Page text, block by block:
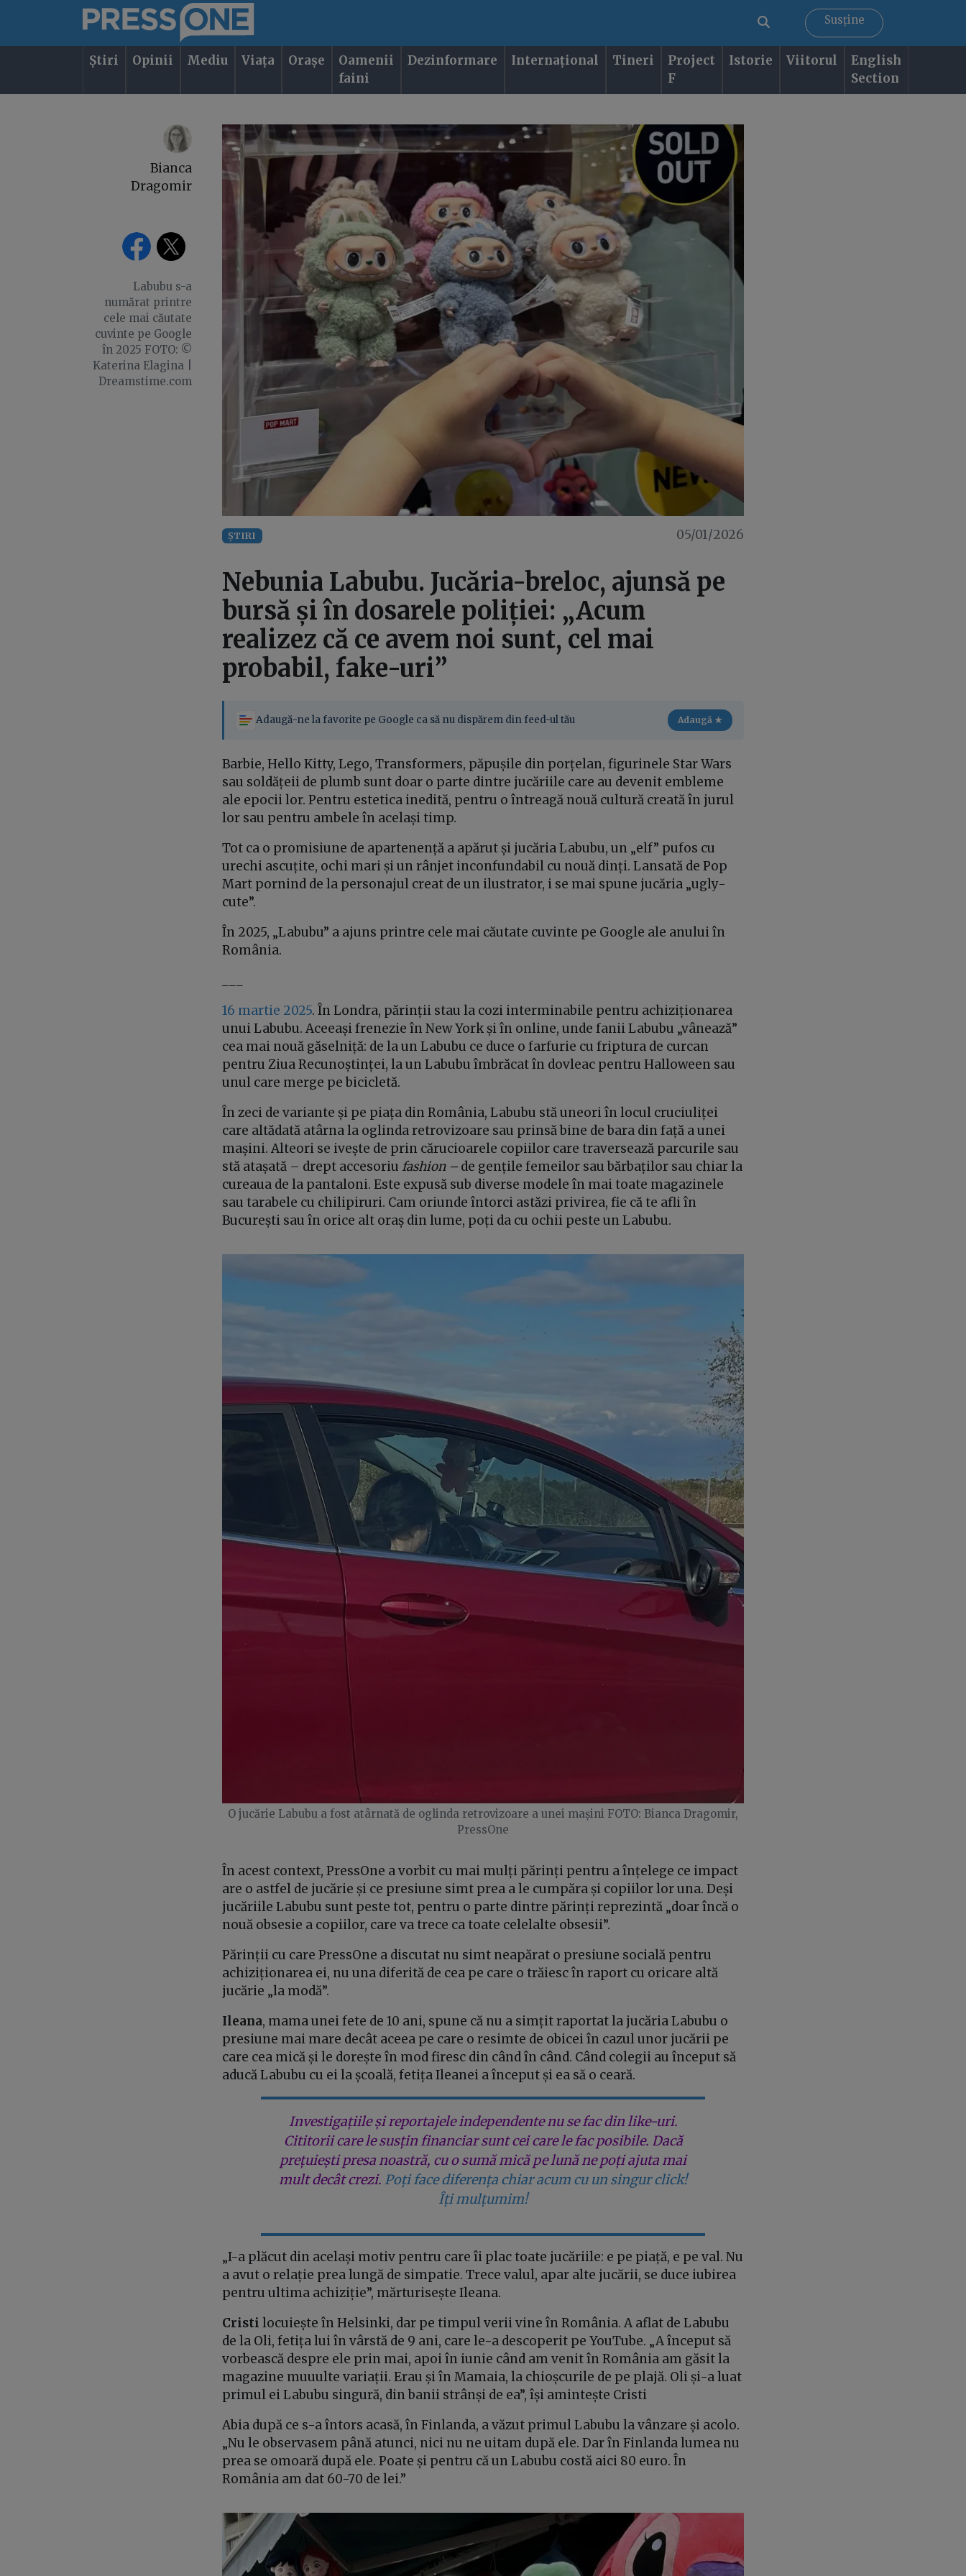
Susține
Știri Opinii Mediu Viața Orașe
Oamenii
faini
Dezinformare Internațional Tineri
Project
F
Istorie Viitorul
English
Section
Bianca
Dragomir
Labubu s-a
numărat printre
cele mai căutate
cuvinte pe Google
în 2025 FOTO: ©
Katerina Elagina |
Dreamstime.com
ȘTIRI 05/01/2026
Nebunia Labubu. Jucăria-breloc, ajunsă pe
bursă și în dosarele poliției: „Acum
realizez că ce avem noi sunt, cel mai
probabil, fake-uri”
Adaugă-ne la favorite pe Google ca să nu dispărem din feed-ul tău Adaugă ★
Barbie, Hello Kitty, Lego, Transformers, păpușile din porțelan, figurinele Star Wars
sau soldățeii de plumb sunt doar o parte dintre jucăriile care au devenit embleme
ale epocii lor. Pentru estetica inedită, pentru o întreagă nouă cultură creată în jurul
lor sau pentru ambele în același timp.
Tot ca o promisiune de apartenență a apărut și jucăria Labubu, un „elf” pufos cu
urechi ascuțite, ochi mari și un rânjet inconfundabil cu nouă dinți. Lansată de Pop
Mart pornind de la personajul creat de un ilustrator, i se mai spune jucăria „ugly-
cute”.
În 2025, „Labubu” a ajuns printre cele mai căutate cuvinte pe Google ale anului în
România.
16 martie 2025. În Londra, părinții stau la cozi interminabile pentru achiziționarea
unui Labubu. Aceeași frenezie în New York și în online, unde fanii Labubu „vânează”
cea mai nouă găselniță: de la un Labubu ce duce o farfurie cu friptura de curcan
pentru Ziua Recunoștinței, la un Labubu îmbrăcat în dovleac pentru Halloween sau
unul care merge pe bicicletă.
În zeci de variante și pe piața din România, Labubu stă uneori în locul cruciuliței
care altădată atârna la oglinda retrovizoare sau prinsă bine de bara din față a unei
mașini. Alteori se ivește de prin cărucioarele copiilor care traversează parcurile sau
stă atașată – drept accesoriu fashion –de gențile femeilor sau bărbaților sau chiar la
cureaua de la pantaloni. Este expusă sub diverse modele în mai toate magazinele
sau tarabele cu chilipiruri. Cam oriunde întorci astăzi privirea, fie că te afli în
București sau în orice alt oraș din lume, poți da cu ochii peste un Labubu.
O jucărie Labubu a fost atârnată de oglinda retrovizoare a unei mașini FOTO: Bianca Dragomir,
PressOne
În acest context, PressOne a vorbit cu mai mulți părinți pentru a înțelege ce impact
are o astfel de jucărie și ce presiune simt prea a le cumpăra și copiilor lor una. Deși
jucăriile Labubu sunt peste tot, pentru o parte dintre părinți reprezintă „doar încă o
nouă obsesie a copiilor, care va trece ca toate celelalte obsesii”.
Părinții cu care PressOne a discutat nu simt neapărat o presiune socială pentru
achiziționarea ei, nu una diferită de cea pe care o trăiesc în raport cu oricare altă
jucărie „la modă”.
Ileana, mama unei fete de 10 ani, spune că nu a simțit raportat la jucăria Labubu o
presiune mai mare decât aceea pe care o resimte de obicei în cazul unor jucării pe
care cea mică și le dorește în mod firesc din când în când. Când colegii au început să
aducă Labubu cu ei la școală, fetița Ileanei a început și ea să o ceară.
Investigațiile și reportajele independente nu se fac din like-uri.
Cititorii care le susțin financiar sunt cei care le fac posibile. Dacă
prețuiești presa noastră, cu o sumă mică pe lună ne poți ajuta mai
mult decât crezi. Poți face diferența chiar acum cu un singur click!
Îți mulțumim!
„I-a plăcut din același motiv pentru care îi plac toate jucăriile: e pe piață, e pe val. Nu
a avut o relație prea lungă de simpatie. Trece valul, apar alte jucării, se duce iubirea
pentru ultima achiziție”, mărturisește Ileana.
Cristi locuiește în Helsinki, dar pe timpul verii vine în România. A aflat de Labubu
de la Oli, fetița lui în vârstă de 9 ani, care le-a descoperit pe YouTube. „A început să
vorbească despre ele prin mai, apoi în iunie când am venit în România am găsit la
magazine muuulte variații. Erau și în Mamaia, la chioșcurile de pe plajă. Oli și-a luat
primul ei Labubu singură, din banii strânși de ea”, își amintește Cristi
Abia după ce s-a întors acasă, în Finlanda, a văzut primul Labubu la vânzare și acolo.
„Nu le observasem până atunci, nici nu ne uitam după ele. Dar în Finlanda lumea nu
prea se omoară după ele. Poate și pentru că un Labubu costă aici 80 euro. În
România am dat 60-70 de lei.”